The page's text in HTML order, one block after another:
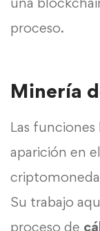
proceso.
Minería
Las funciones
aparición en
Su trabajo
proceso de